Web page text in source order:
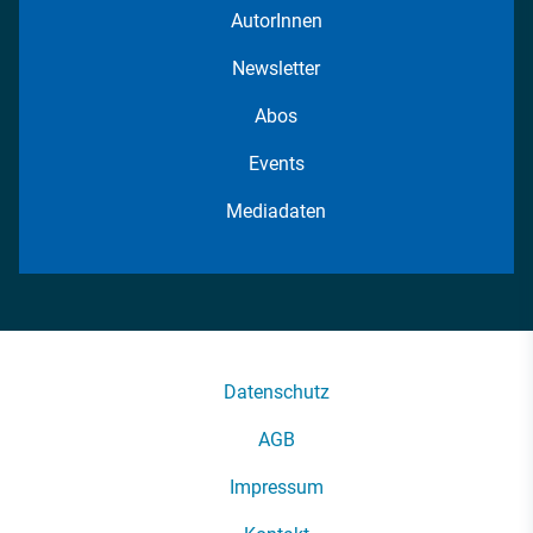
AutorInnen
Newsletter
Abos
Events
Mediadaten
Datenschutz
AGB
Impressum